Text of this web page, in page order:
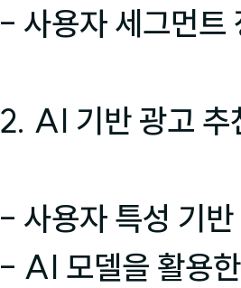
- 사용자 세그먼트
2. AI 기반 광고 추
- 사용자 특성 기
- AI 모델을 활용